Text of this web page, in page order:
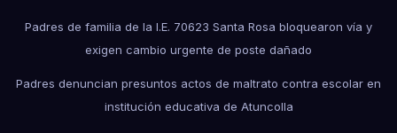
Padres de familia de la I.E. 70623 Santa Rosa bloquearon vía y
exigen cambio urgente de poste dañado
Padres denuncian presuntos actos de maltrato contra escolar en
institución educativa de Atuncolla